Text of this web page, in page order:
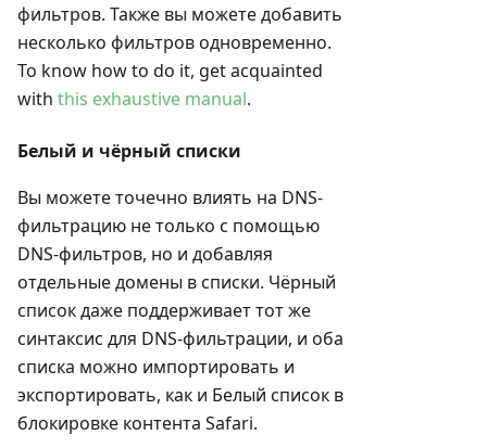
фильтров. Также вы можете добавить
несколько фильтров одновременно.
To know how to do it, get acquainted
with this exhaustive manual.
Белый и чёрный списки
Вы можете точечно влиять на DNS-
фильтрацию не только с помощью
DNS-фильтров, но и добавляя
отдельные домены в списки. Чёрный
список даже поддерживает тот же
синтаксис для DNS-фильтрации, и оба
списка можно импортировать и
экспортировать, как и Белый список в
блокировке контента Safari.